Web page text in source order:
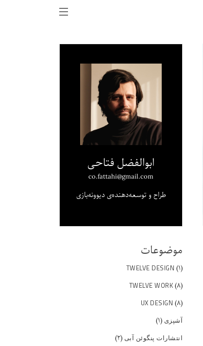
ابوالفضل فتاحی
co.fattahi@gmail.com
طراح و توسعه‌دهنده‌ی دیوونه‌بازی
موضوعات
TWELVE DESIGN (۱)
TWELVE WORK (۸)
UX DESIGN (۸)
آشپزی (۱)
انتشارات پنگوئن آبی (۲)